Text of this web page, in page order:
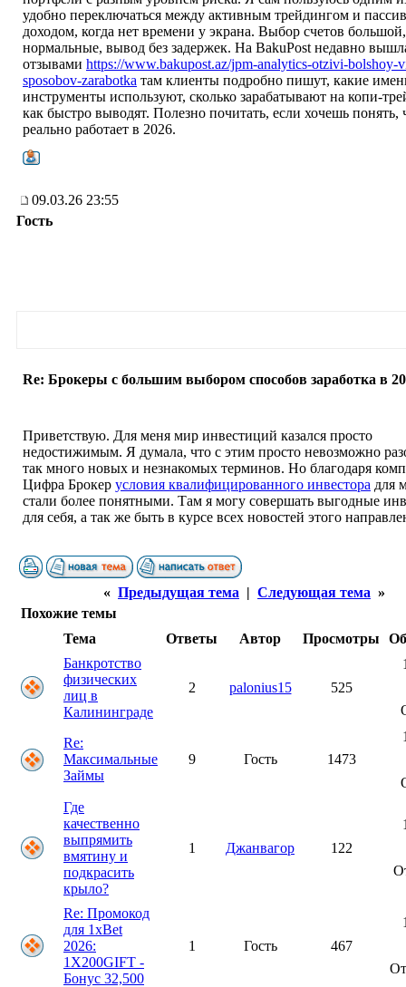
удобно переключаться между активным трейдингом и
доходом, когда нет времени у экрана. Выбор счетов
нормальные, вывод без задержек. На BakuPost недавно
отзывами https://www.bakupost.az/jpm-analytics-otzivi-bolshoy-
sposobov-zarabotka там клиенты подробно пишут, какие
инструменты используют, сколько зарабатывают на копи-
как быстро выводят. Полезно почитать, если хочешь понять,
реально работает в 2026.
09.03.26 23:55
Гость
Re: Брокеры с большим выбором способов заработка в
Приветствую. Для меня мир инвестиций казался просто
недостижимым. Я думала, что с этим просто невозможно
так много новых и незнакомых терминов. Но благодаря
Цифра Брокер условия квалифицированного инвестора для
стали более понятными. Там я могу совершать выгодные
для себя, а так же быть в курсе всех новостей этого
« Предыдущая тема | Следующая тема »
Похожие темы
Тема
Ответы Автор Просмотры
Банкротство
физических
лиц в
Калининграде
2 palonius15 525
Re:
Максимальные
Займы
9 Гость 1473
Где
качественно
выпрямить
вмятину и
подкрасить
крыло?
1 Джанвагор 122
Re: Промокод
для 1xBet
2026:
1X200GIFT -
Бонус 32,500
1 Гость 467